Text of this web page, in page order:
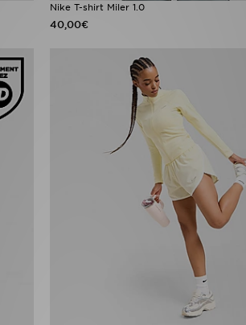
Nike T-shirt Miler 1.0
40,00€